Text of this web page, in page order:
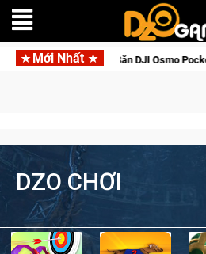
Mới Nhất
Thức Tỉnh, Săn DJI Osmo Pocket 3 Ngay
DZO CHƠI